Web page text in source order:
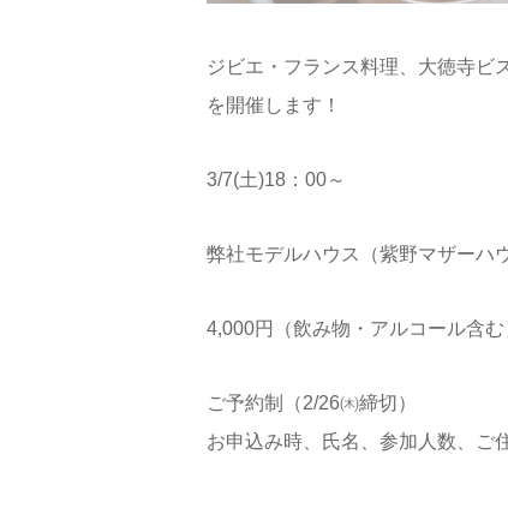
ジビエ・フランス料理、大徳寺ビ
を開催します！
3/7(土)18：00～
弊社モデルハウス（紫野マザーハ
4,000円（飲み物・アルコール含む
ご予約制（2/26㈭締切）
お申込み時、氏名、参加人数、ご